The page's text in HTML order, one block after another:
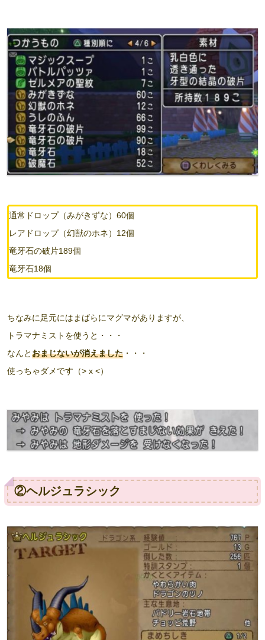
通常ドロップ（みがきずな）60個
レアドロップ（幻獣のホネ）12個
竜牙石の破片189個
竜牙石18個
ちなみに足元にはまばらにマグマがありますが、
トラマナミストを使うと・・・
なんとおまじないが消えました ・・・
使っちゃダメです（> x <）
②ヘルジュラシック